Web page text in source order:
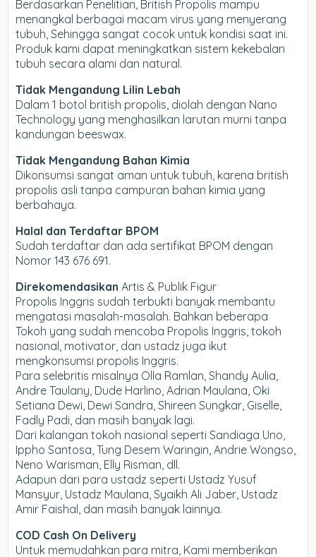
Berdasarkan Penelitian, British Propolis mampu
menangkal berbagai macam virus yang menyerang
tubuh, Sehingga sangat cocok untuk kondisi saat ini.
Produk kami dapat meningkatkan sistem kekebalan
tubuh secara alami dan natural.
Tidak Mengandung Lilin Lebah
Dalam 1 botol british propolis, diolah dengan Nano
Technology yang menghasilkan larutan murni tanpa
kandungan beeswax.
Tidak Mengandung Bahan Kimia
Dikonsumsi sangat aman untuk tubuh, karena british
propolis asli tanpa campuran bahan kimia yang
berbahaya.
Halal dan Terdaftar BPOM
Sudah terdaftar dan ada sertifikat BPOM dengan
Nomor 143 676 691.
Direkomendasikan Artis & Publik Figur
Propolis Inggris sudah terbukti banyak membantu
mengatasi masalah-masalah. Bahkan beberapa
Tokoh yang sudah mencoba Propolis Inggris, tokoh
nasional, motivator, dan ustadz juga ikut
mengkonsumsi propolis Inggris.
Para selebritis misalnya Olla Ramlan, Shandy Aulia,
Andre Taulany, Dude Harlino, Adrian Maulana, Oki
Setiana Dewi, Dewi Sandra, Shireen Sungkar, Giselle,
Fadly Padi, dan masih banyak lagi.
Dari kalangan tokoh nasional seperti Sandiaga Uno,
Ippho Santosa, Tung Desem Waringin, Andrie Wongso,
Neno Warisman, Elly Risman, dll.
Adapun dari para ustadz seperti Ustadz Yusuf
Mansyur, Ustadz Maulana, Syaikh Ali Jaber, Ustadz
Amir Faishal, dan masih banyak lainnya.
COD Cash On Delivery
Untuk memudahkan para mitra, Kami memberikan